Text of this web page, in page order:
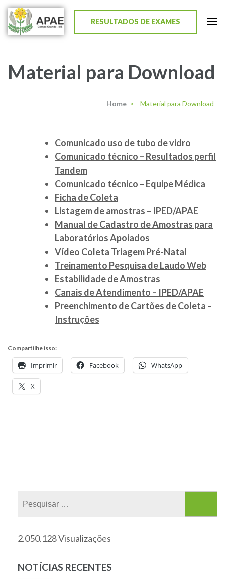
APAE de Campo Grande
RESULTADOS DE EXAMES
Material para Download
Home > Material para Download
Comunicado uso de tubo de vidro
Comunicado técnico – Resultados perfil
Tandem
Comunicado técnico – Equipe Médica
Ficha de Coleta
Listagem de amostras – IPED/APAE
Manual de Cadastro de Amostras para
Laboratórios Apoiados
Vídeo Coleta Triagem Pré-Natal
Treinamento Pesquisa de Laudo Web
Estabilidade de Amostras
Canais de Atendimento – IPED/APAE
Preenchimento de Cartões de Coleta –
Instruções
Compartilhe isso:
Imprimir Facebook WhatsApp
X
2.050.128 Visualizações
NOTÍCIAS RECENTES